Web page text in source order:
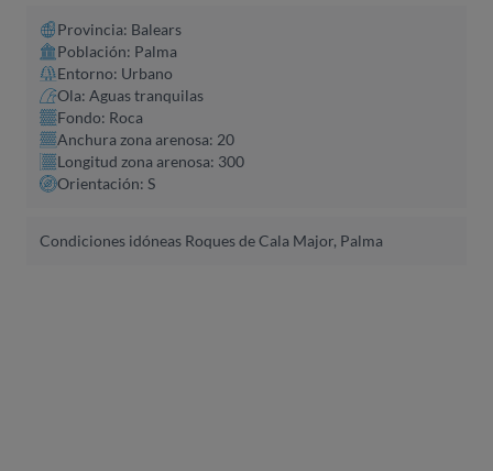
Provincia: Balears
Población: Palma
Entorno: Urbano
Ola: Aguas tranquilas
Fondo: Roca
Anchura zona arenosa: 20
Longitud zona arenosa: 300
Orientación: S
Condiciones idóneas Roques de Cala Major, Palma